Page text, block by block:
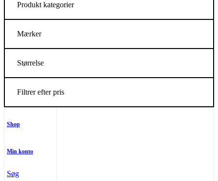
Produkt kategorier
Mærker
Størrelse
Filtrer efter pris
Shop
Min konto
Søg